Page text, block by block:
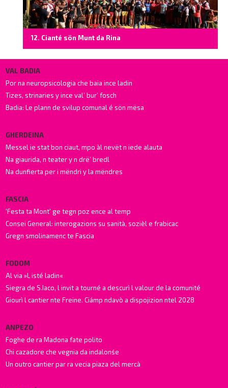
12. Cianté sön Munt da Rina
VAL BADIA
Por na neuropsicologia che baia ince ladin
Tizes, strinaries y ince val’ bur’ fosch
Badia: Le plann de svilup comunal é sön mësa
GHERDEINA
Messel ie stat bon ciaut, mpo àl nevët n iede alauta
Na giaurida, n teater y n drë’ bredl
Na dunfierta per i mëndri y la mëndres
FASCIA
'Festa ta Mont' ge tegn poz ence al temp
Consei General: interogazions su sanità, sozièl e frabicac
Gregn smolinamenc te Fascia
FODOM
Al via »L isté ladin«
Siegra de S.Iaco, l invit a tourné a descurì l valour de la comunité
Giourì l cantier nte Freine. Ciámp ndavò a dispojizion ntel 2028
ANPEZO
Foghe de ra Madona fate polito
Chi cazadore che vegnia da indalonśe
Un outro cantier par ra vecia piaza del mercà